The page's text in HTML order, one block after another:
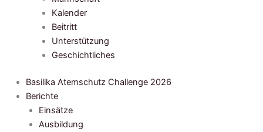
Kalender
Beitritt
Unterstützung
Geschichtliches
Basilika Atemschutz Challenge 2026
Berichte
Einsätze
Ausbildung